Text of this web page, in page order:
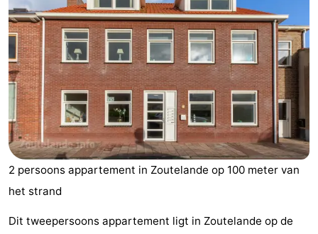
Webcam
Langstraat
Webcam
Beach
Spend
the
night
Apartments
-
Aparthotel
Zoutelande
-
Duinflat
-
2 persoons appartement in Zoutelande op 100 meter van
het strand
Dit tweepersoons appartement ligt in Zoutelande op de